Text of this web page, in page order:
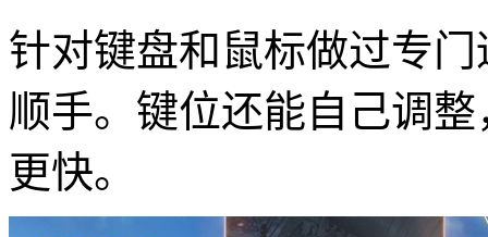
针对键盘和鼠标做过专
顺手。键位还能自己调
更快。